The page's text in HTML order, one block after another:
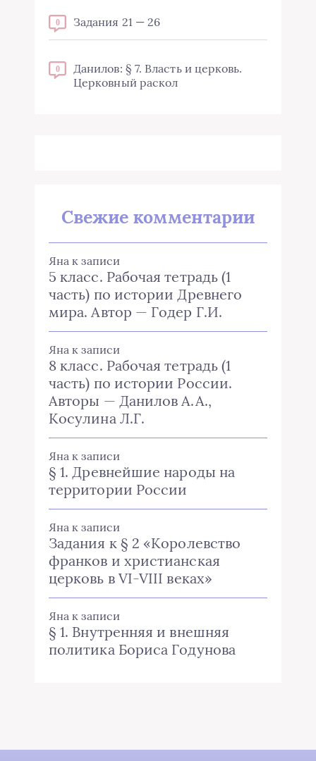
0 Задания 21 — 26
0
Данилов: § 7. Власть и церковь.
Церковный раскол
Свежие комментарии
Яна к записи
5 класс. Рабочая тетрадь (1
часть) по истории Древнего
мира. Автор — Годер Г.И.
Яна к записи
8 класс. Рабочая тетрадь (1
часть) по истории России.
Авторы — Данилов А.А.,
Косулина Л.Г.
Яна к записи
§ 1. Древнейшие народы на
территории России
Яна к записи
Задания к § 2 «Королевство
франков и христианская
церковь в VI-VIII веках»
Яна к записи
§ 1. Внутренняя и внешняя
политика Бориса Годунова